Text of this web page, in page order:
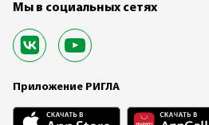
Мы в социальных сетях
Приложение РИГЛА